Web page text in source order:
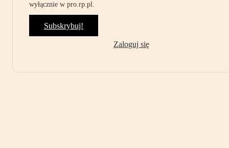
wyłącznie w pro.rp.pl.
Subskrybuj!
Zaloguj się